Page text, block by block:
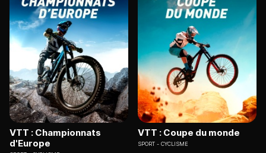
VTT : Championnats
d'Europe
VTT : Coupe du monde
SPORT CYCLISME